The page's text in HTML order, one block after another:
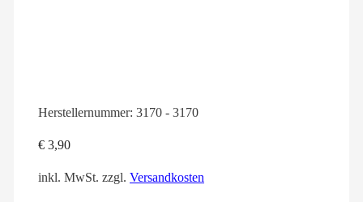
Herstellernummer: 3170 - 3170
€ 3,90
inkl. MwSt. zzgl. Versandkosten